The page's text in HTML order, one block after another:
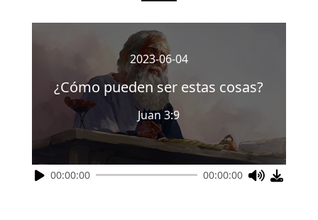
2023-06-04
¿Cómo pueden ser estas cosas?
Juan 3:9
00:00:00 00:00:00